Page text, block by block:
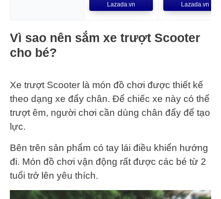
Lazada.vn Lazada.vn
Vì sao nên sắm xe trượt Scooter
cho bé?
Xe trượt Scooter là món đồ chơi được thiết kế
theo dạng xe đẩy chân. Để chiếc xe này có thể
trượt êm, người chơi cần dùng chân đẩy để tạo
lực.
Bên trên sản phẩm có tay lái điều khiển hướng
đi. Món đồ chơi vận động rất được các bé từ 2
tuổi trở lên yêu thích.